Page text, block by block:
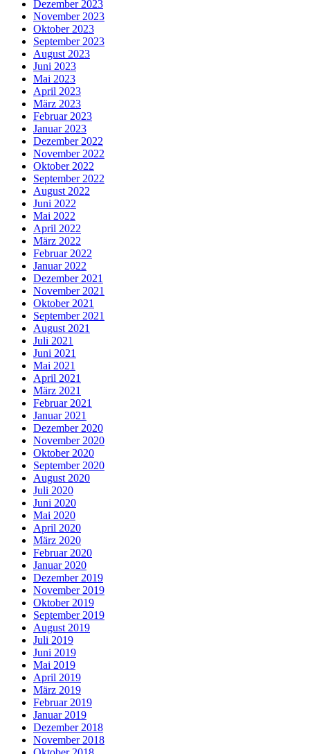
Dezember 2023
November 2023
Oktober 2023
September 2023
August 2023
Juni 2023
Mai 2023
April 2023
März 2023
Februar 2023
Januar 2023
Dezember 2022
November 2022
Oktober 2022
September 2022
August 2022
Juni 2022
Mai 2022
April 2022
März 2022
Februar 2022
Januar 2022
Dezember 2021
November 2021
Oktober 2021
September 2021
August 2021
Juli 2021
Juni 2021
Mai 2021
April 2021
März 2021
Februar 2021
Januar 2021
Dezember 2020
November 2020
Oktober 2020
September 2020
August 2020
Juli 2020
Juni 2020
Mai 2020
April 2020
März 2020
Februar 2020
Januar 2020
Dezember 2019
November 2019
Oktober 2019
September 2019
August 2019
Juli 2019
Juni 2019
Mai 2019
April 2019
März 2019
Februar 2019
Januar 2019
Dezember 2018
November 2018